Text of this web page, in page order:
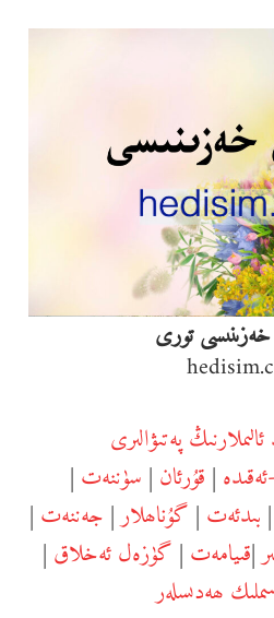
تورى
پەتىۋالىرى
|قۇرئان|سۈننەت|
بىدئەت|گۇناھلار|جەننەت|
|قىيامەت|گۈزەل ئەخلاق|
ھەدىسلەر